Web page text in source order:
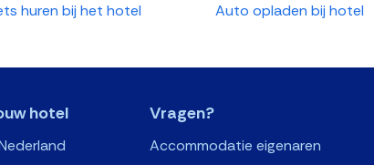
huren bij het hotel
Auto opladen bij hotel
hotel Vragen?
Accommodatie eigenaren